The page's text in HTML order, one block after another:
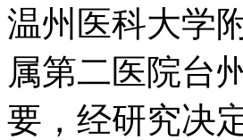
温州医科大学
属第二医院台
要，经研究决